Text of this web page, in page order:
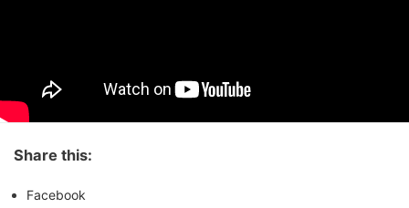
Share this:
Facebook